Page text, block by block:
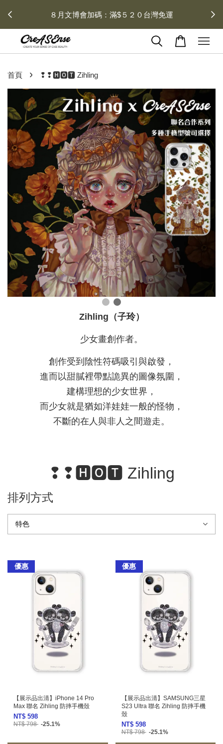
８月文博會加碼：滿$５２０台灣免運
首頁 › ❢❢🅷🅾🆃 Zihling
Zihling（子玲）
少女畫創作者。
創作受到陰性符碼吸引與啟發，
進而以甜膩裡帶點詭異的圖像氛圍，
建構理想的少女世界，
而少女就是猶如洋娃娃一般的怪物，
不斷的在人與非人之間遊走。
❢❢🅷🅾🆃 Zihling
排列方式
優惠
【展示品出清】iPhone 14 Pro
Max 聯名 Zihling 防摔手機殼
NT$ 598
NT$ 798 -25.1%
優惠
【展示品出清】SAMSUNG三星
S23 Ultra 聯名 Zihling 防摔手機
殼
NT$ 598
NT$ 798 -25.1%